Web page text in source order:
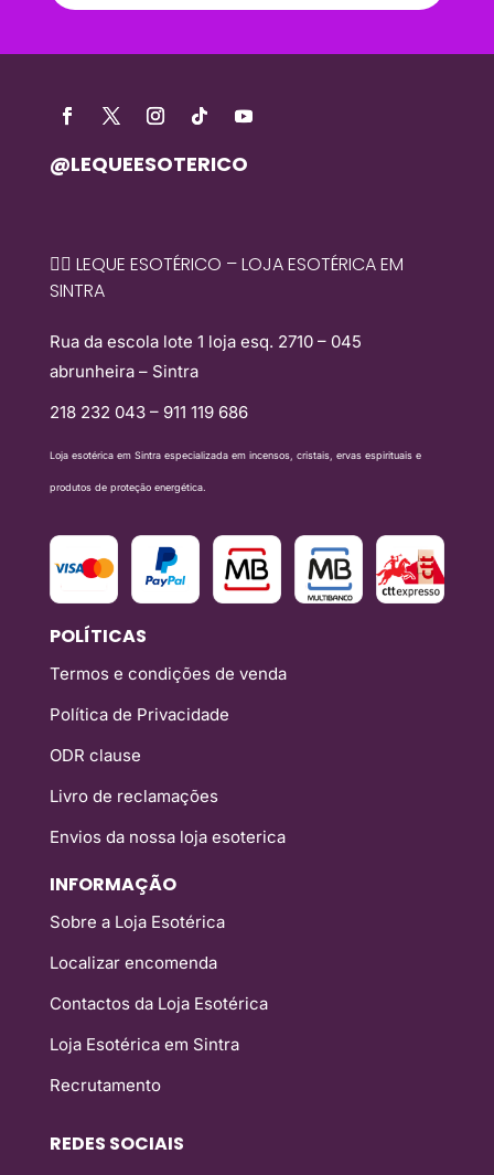
@LEQUEESOTERICO
🧙‍♀️ LEQUE ESOTÉRICO – LOJA ESOTÉRICA EM
SINTRA
Rua da escola lote 1 loja esq. 2710 – 045
abrunheira – Sintra
218 232 043 – 911 119 686
Loja esotérica em Sintra especializada em incensos, cristais, ervas espirituais e
produtos de proteção energética.
POLÍTICAS
Termos e condições de venda
Política de Privacidade
ODR clause
Livro de reclamações
Envios da nossa loja esoterica
INFORMAÇÃO
Sobre a Loja Esotérica
Localizar encomenda
Contactos da Loja Esotérica
Loja Esotérica em Sintra
Recrutamento
REDES SOCIAIS